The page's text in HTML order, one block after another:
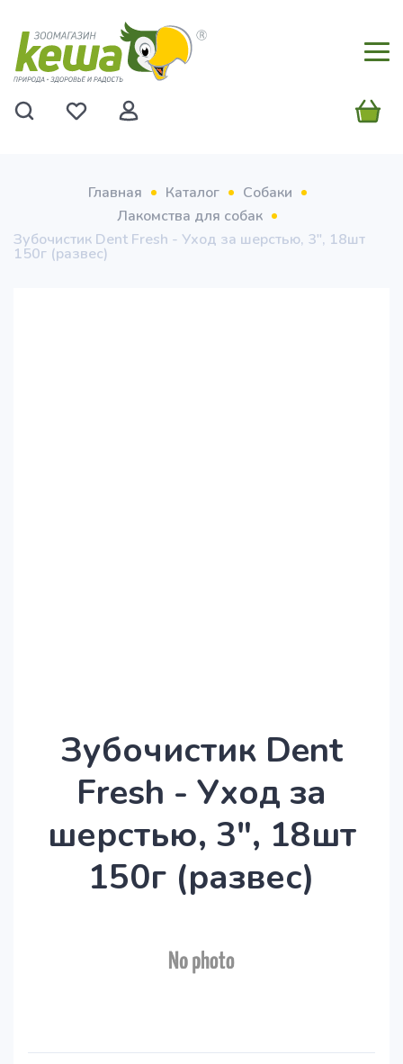
Главная Каталог
Собаки
Лакомства для собак
Зубочистик Dent Fresh - Уход за шерстью, 3", 18шт
150г (развес)
Зубочистик Dent
Fresh - Уход за
шерстью, 3", 18шт
150г (развес)